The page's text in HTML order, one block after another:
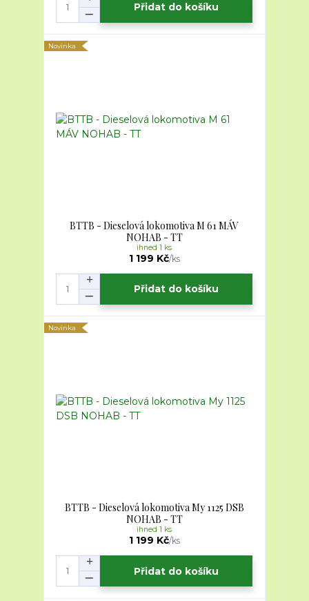
Přidat do košíku
Novinka
BTTB - Dieselová lokomotiva M 61 MÁV
NOHAB - TT
1 199 Kč/ks
ihned 1 ks
Přidat do košíku
Novinka
BTTB - Dieselová lokomotiva My 1125 DSB
NOHAB - TT
1 199 Kč/ks
ihned 1 ks
Přidat do košíku